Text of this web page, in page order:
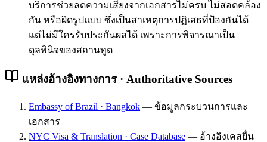
บริการช่วยลดความเสี่ยงจากเอกสารไม่ครบ ไม่สอดคล้อง
กัน หรือผิดรูปแบบ ซึ่งเป็นสาเหตุการปฏิเสธที่ป้องกันได้
แต่ไม่มีใครรับประกันผลได้ เพราะการพิจารณาเป็น
ดุลพินิจของสถานทูต
แหล่งอ้างอิงทางการ · Authoritative Sources
Embassy of Brazil · Bangkok — ข้อมูลกระบวนการและ
เอกสาร
NYC Visa & Translation · Case Database — อ้างอิงเคสยื่น